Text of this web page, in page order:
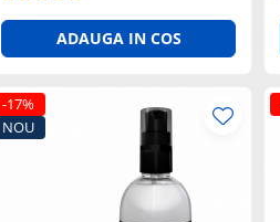
ADAUGA IN COS
-17%
NOU